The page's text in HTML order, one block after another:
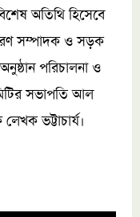
অতিথি হিসেবে
সম্পাদক ও সড়ক
পরিচালনা ও
সভাপতি আল
ভট্টাচার্য।